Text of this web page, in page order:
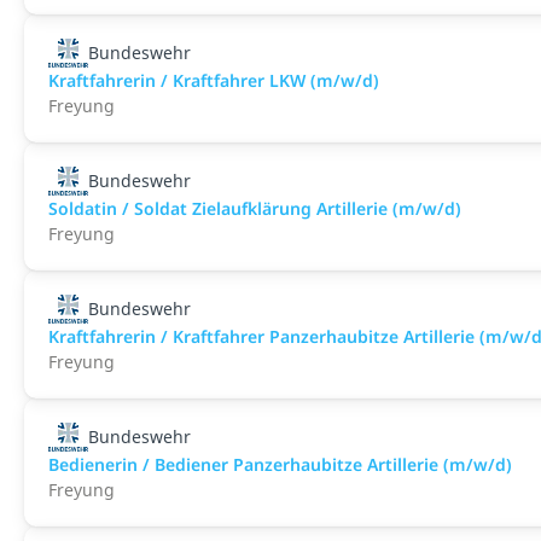
Bundeswehr
Kraftfahrerin / Kraftfahrer LKW (m/w/d)
Freyung
Bundeswehr
Soldatin / Soldat Zielaufklärung Artillerie (m/w/d)
Freyung
Bundeswehr
Kraftfahrerin / Kraftfahrer Panzerhaubitze Artillerie (m/w/
Freyung
Bundeswehr
Bedienerin / Bediener Panzerhaubitze Artillerie (m/w/d)
Freyung